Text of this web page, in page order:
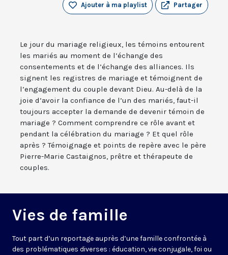
Partager
Ajouter à ma playlist
Le jour du mariage religieux, les témoins entourent
les mariés au moment de l’échange des
consentements et de l’échange des alliances. Ils
signent les registres de mariage et témoignent de
l’engagement du couple devant Dieu. Au-delà de la
joie d’avoir la confiance de l’un des mariés, faut-il
toujours accepter la demande de devenir témoin de
mariage ? Comment comprendre ce rôle avant et
pendant la célébration du mariage ? Et quel rôle
après ? Témoignage et points de repère avec le père
Pierre-Marie Castaignos, prêtre et thérapeute de
couples.
Vies de famille
Tout part d’un reportage auprès d’une famille confrontée à
des problématiques diverses : éducation, vie conjugale, foi ou